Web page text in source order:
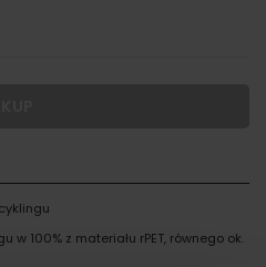
w 100% z materiału rPET, równego ok.